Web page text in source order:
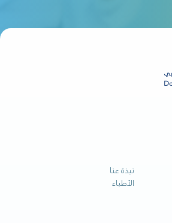
نبذة عنا
الأطباء